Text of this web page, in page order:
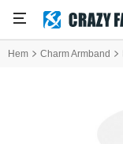
Hem Charm Armband